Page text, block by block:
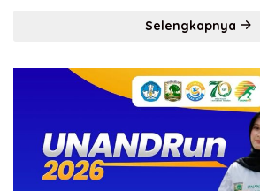
Selengkapnya